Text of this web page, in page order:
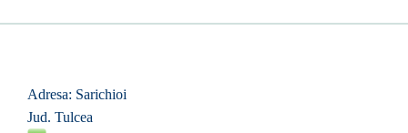
Adresa: Sarichioi
Jud. Tulcea